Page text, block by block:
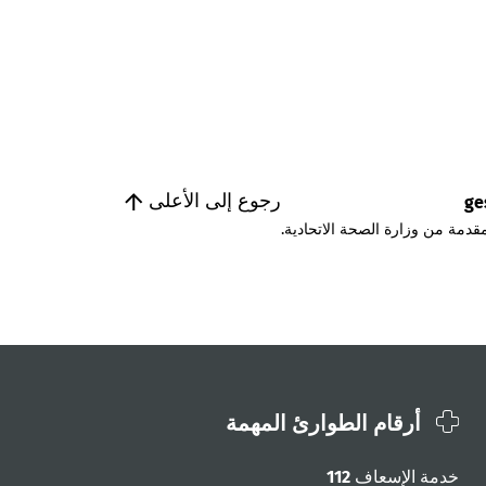
رجوع إلى الأعلى
من وزارة الصحة الاتحادية.
أرقام الطوارئ المهمة
خدمة الإسعاف 112